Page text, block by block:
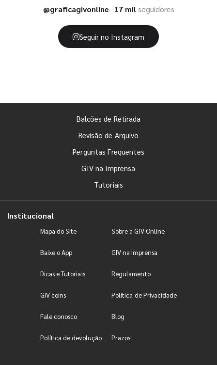
@graficagivonline
17 milseguidores
Seguir no Instagram
Balcões de Retirada
Revisão de Arquivo
Perguntas Frequentes
GIV na Imprensa
Tutoriais
Institucional
Mapa do Site Sobre a GIV Online
Baixe o App GIV na Imprensa
Dicas e Tutoriais Regulamento
GIV coins Política de Privacidade
Fale conosco Blog
Política de devolução Prazos